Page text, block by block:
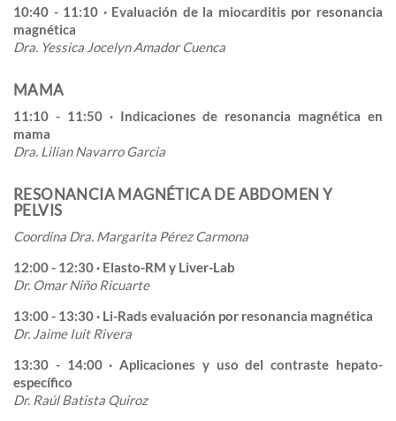
10:40 - 11:10 · Evaluación de la miocarditis por resonancia
magnética
Dra. Yessica Jocelyn Amador Cuenca
MAMA
11:10 - 11:50 · Indicaciones de resonancia magnética en
mama
Dra. Lilian Navarro Garcia
RESONANCIA MAGNÉTICA DE ABDOMEN Y
PELVIS
Coordina Dra. Margarita Pérez Carmona
12:00 - 12:30 · Elasto-RM y Liver-Lab
Dr. Omar Niño Ricuarte
13:00 - 13:30 · Li-Rads evaluación por resonancia magnética
Dr. Jaime Iuit Rivera
13:30 - 14:00 · Aplicaciones y uso del contraste hepato-
específico
Dr. Raúl Batista Quiroz